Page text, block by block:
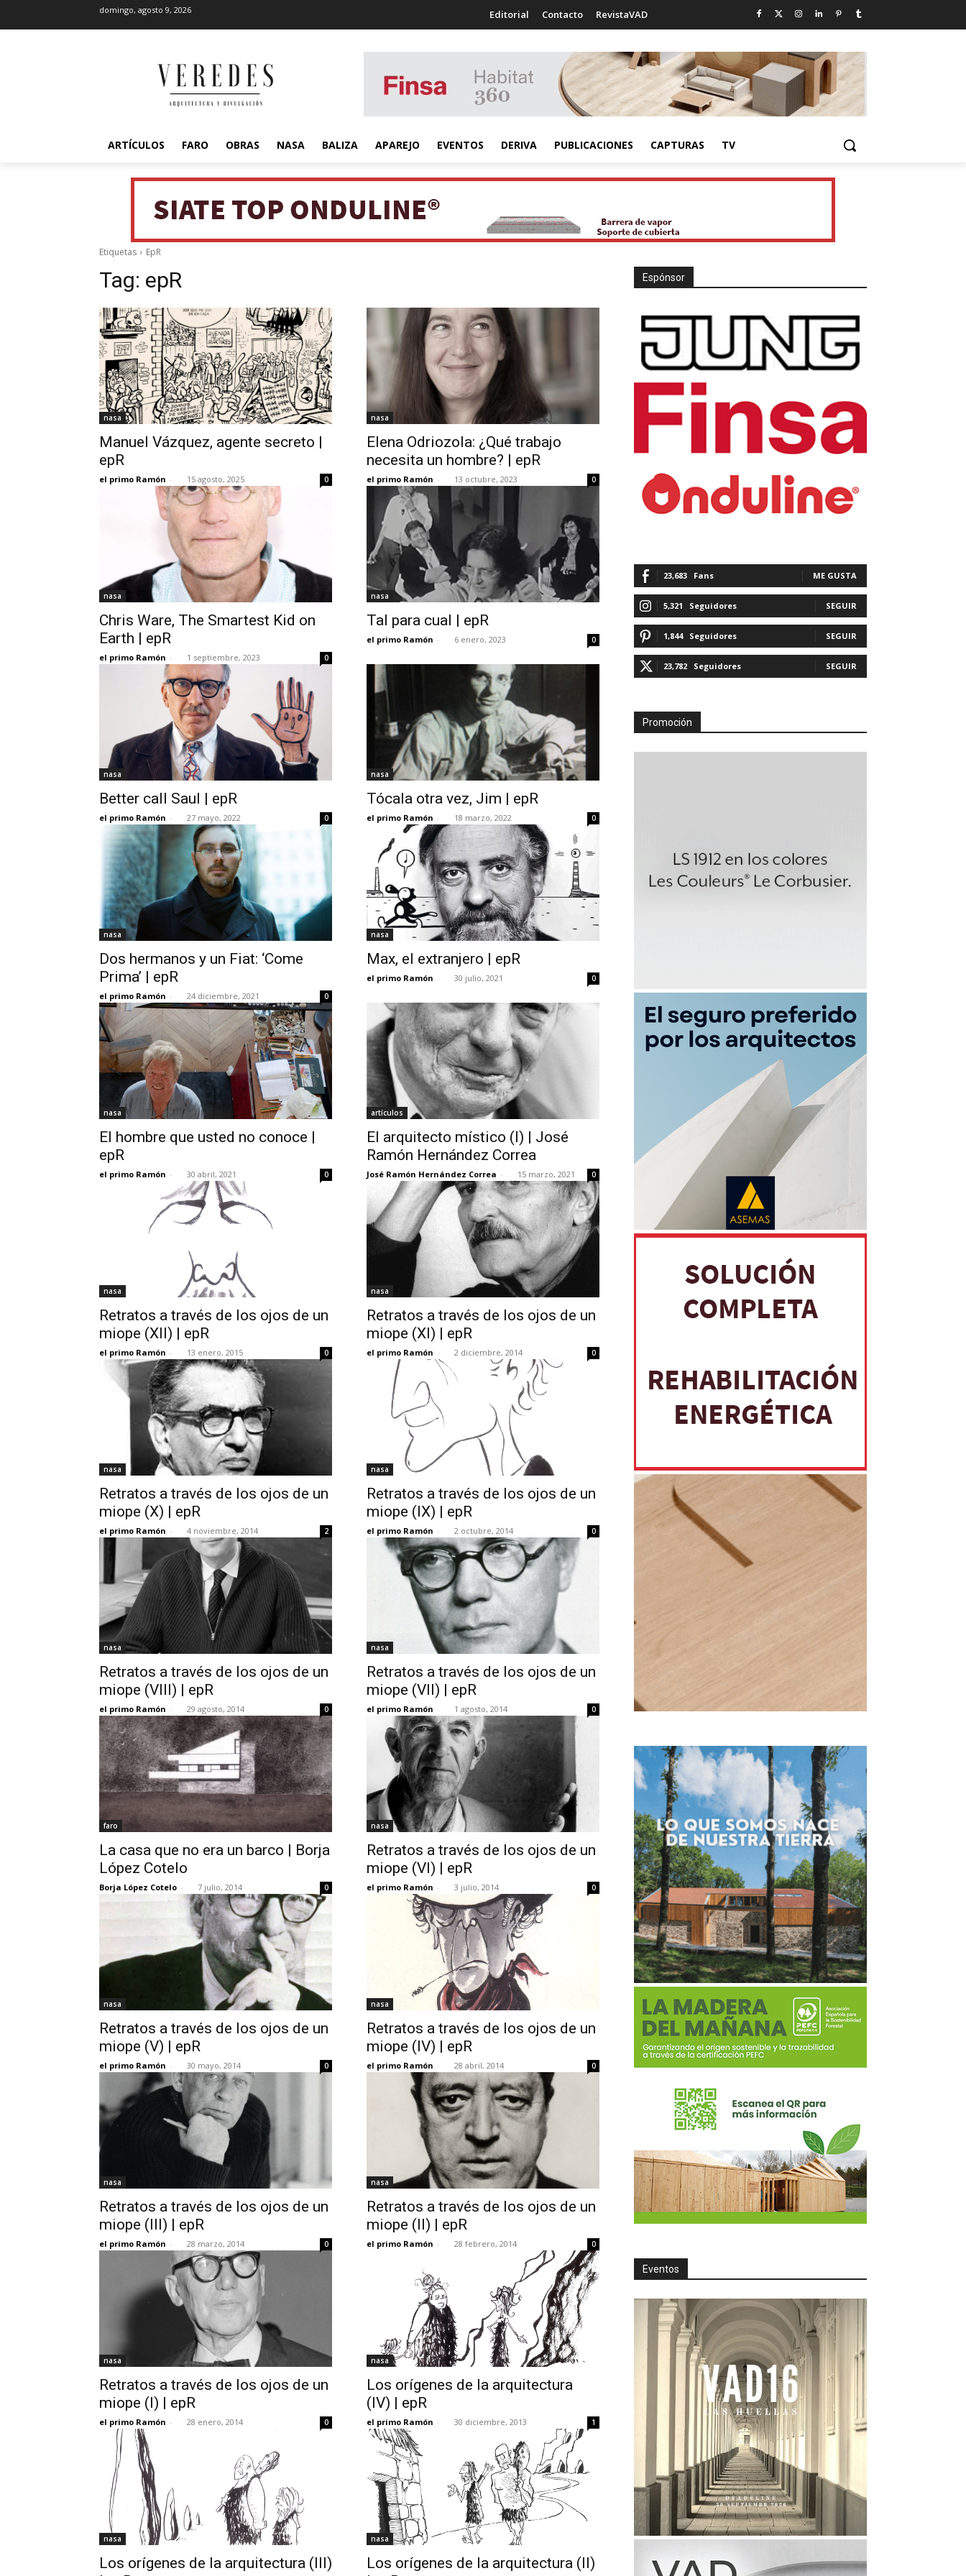
domingo, agosto 9, 2026 Editorial Contacto RevistaVAD
ARTÍCULOS FARO OBRAS NASA BALIZA APAREJO EVENTOS DERIVA PUBLICACIONES CAPTURAS TV
Etiquetas EpR
Tag: epR
nasa
Manuel Vázquez, agente secreto |
epR
el primo Ramón - 15 agosto, 2025 0
nasa
Elena Odriozola: ¿Qué trabajo
necesita un hombre? | epR
el primo Ramón - 13 octubre, 2023 0
nasa
Chris Ware, The Smartest Kid on
Earth | epR
el primo Ramón - 1 septiembre, 2023 0
nasa
Tal para cual | epR
el primo Ramón - 6 enero, 2023 0
nasa
Better call Saul | epR
el primo Ramón - 27 mayo, 2022 0
nasa
Tócala otra vez, Jim | epR
el primo Ramón - 18 marzo, 2022 0
nasa
Dos hermanos y un Fiat: ‘Come
Prima’ | epR
el primo Ramón - 24 diciembre, 2021 0
nasa
Max, el extranjero | epR
el primo Ramón - 30 julio, 2021 0
nasa
El hombre que usted no conoce |
epR
el primo Ramón - 30 abril, 2021 0
artículos
El arquitecto místico (I) | José
Ramón Hernández Correa
José Ramón Hernández Correa - 15 marzo, 2021 0
nasa
Retratos a través de los ojos de un
miope (XII) | epR
el primo Ramón - 13 enero, 2015 0
nasa
Retratos a través de los ojos de un
miope (XI) | epR
el primo Ramón - 2 diciembre, 2014 0
nasa
Retratos a través de los ojos de un
miope (X) | epR
el primo Ramón - 4 noviembre, 2014 2
nasa
Retratos a través de los ojos de un
miope (IX) | epR
el primo Ramón - 2 octubre, 2014 0
nasa
Retratos a través de los ojos de un
miope (VIII) | epR
el primo Ramón - 29 agosto, 2014 0
nasa
Retratos a través de los ojos de un
miope (VII) | epR
el primo Ramón - 1 agosto, 2014 0
faro
La casa que no era un barco | Borja
López Cotelo
Borja López Cotelo - 7 julio, 2014 0
nasa
Retratos a través de los ojos de un
miope (VI) | epR
el primo Ramón - 3 julio, 2014 0
nasa
Retratos a través de los ojos de un
miope (V) | epR
el primo Ramón - 30 mayo, 2014 0
nasa
Retratos a través de los ojos de un
miope (IV) | epR
el primo Ramón - 28 abril, 2014 0
nasa
Retratos a través de los ojos de un
miope (III) | epR
el primo Ramón - 28 marzo, 2014 0
nasa
Retratos a través de los ojos de un
miope (II) | epR
el primo Ramón - 28 febrero, 2014 0
nasa
Retratos a través de los ojos de un
miope (I) | epR
el primo Ramón - 28 enero, 2014 0
nasa
Los orígenes de la arquitectura
(IV) | epR
el primo Ramón - 30 diciembre, 2013 1
nasa
Los orígenes de la arquitectura (III)
nasa
Los orígenes de la arquitectura (II)
Espónsor
23,683 Fans ME GUSTA
5,321 Seguidores SEGUIR
1,844 Seguidores SEGUIR
23,782 Seguidores SEGUIR
Promoción
Eventos